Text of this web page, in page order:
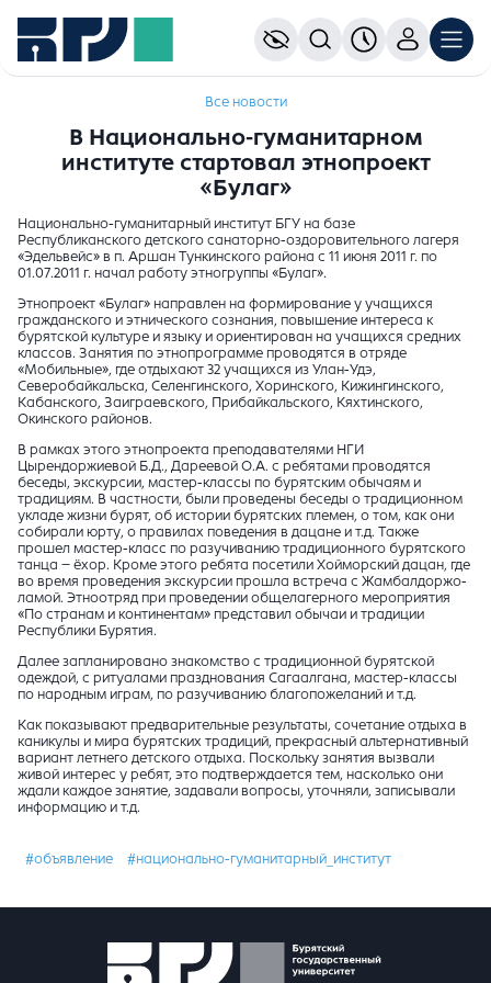
Все новости
В Национально-гуманитарном
институте стартовал этнопроект
«Булаг»
Национально-гуманитарный институт БГУ на базе
Республиканского детского санаторно-оздоровительного лагеря
«Эдельвейс» в п. Аршан Тункинского района с 11 июня 2011 г. по
01.07.2011 г. начал работу этногруппы «Булаг».
Этнопроект «Булаг» направлен на формирование у учащихся
гражданского и этнического сознания, повышение интереса к
бурятской культуре и языку и ориентирован на учащихся средних
классов. Занятия по этнопрограмме проводятся в отряде
«Мобильные», где отдыхают 32 учащихся из Улан-Удэ,
Северобайкальска, Селенгинского, Хоринского, Кижингинского,
Кабанского, Заиграевского, Прибайкальского, Кяхтинского,
Окинского районов.
В рамках этого этнопроекта преподавателями НГИ
Цырендоржиевой Б.Д., Дареевой О.А. с ребятами проводятся
беседы, экскурсии, мастер-классы по бурятским обычаям и
традициям. В частности, были проведены беседы о традиционном
укладе жизни бурят, об истории бурятских племен, о том, как они
собирали юрту, о правилах поведения в дацане и т.д. Также
прошел мастер-класс по разучиванию традиционного бурятского
танца – ёхор. Кроме этого ребята посетили Хойморский дацан, где
во время проведения экскурсии прошла встреча с Жамбалдоржо-
ламой. Этноотряд при проведении общелагерного мероприятия
«По странам и континентам» представил обычаи и традиции
Республики Бурятия.
Далее запланировано знакомство с традиционной бурятской
одеждой, с ритуалами празднования Сагаалгана, мастер-классы
по народным играм, по разучиванию благопожеланий и т.д.
Как показывают предварительные результаты, сочетание отдыха в
каникулы и мира бурятских традиций, прекрасный альтернативный
вариант летнего детского отдыха. Поскольку занятия вызвали
живой интерес у ребят, это подтверждается тем, насколько они
ждали каждое занятие, задавали вопросы, уточняли, записывали
информацию и т.д.
#объявление #национально-гуманитарный_институт